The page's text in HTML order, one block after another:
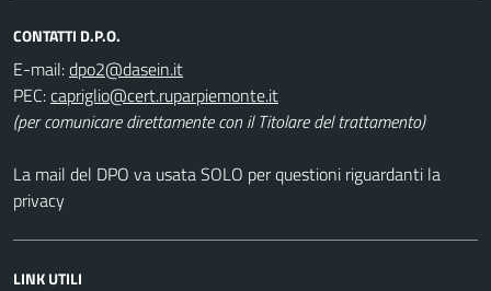
CONTATTI D.P.O.
E-mail:
PEC:
(per comunicare direttamente con il Titolare del trattamento)
La mail del DPO va usata SOLO per questioni riguardanti la
privacy
LINK UTILI